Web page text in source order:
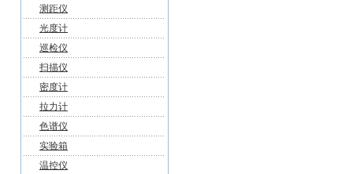
测距仪
光度计
巡检仪
扫描仪
密度计
拉力计
色谱仪
实验箱
温控仪